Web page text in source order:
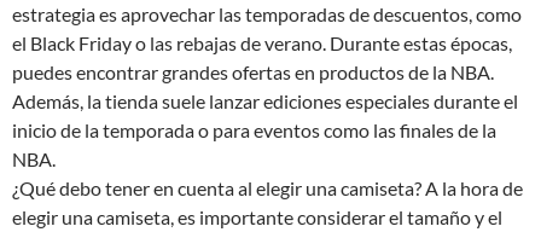
estrategia es aprovechar las temporadas de descuentos, como
el Black Friday o las rebajas de verano. Durante estas épocas,
puedes encontrar grandes ofertas en productos de la NBA.
Además, la tienda suele lanzar ediciones especiales durante el
inicio de la temporada o para eventos como las finales de la
NBA.
¿Qué debo tener en cuenta al elegir una camiseta? A la hora de
elegir una camiseta, es importante considerar el tamaño y el